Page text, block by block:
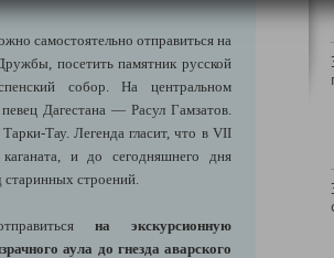
самостоятельно отправиться на
посетить памятник русской
собор. На центральном
Дагестана — Расул Гамзатов.
Тау. Легенда гласит, что в VII
и до сегодняшнего дня
строений.
на экскурсионную
аула до гнезда аварского